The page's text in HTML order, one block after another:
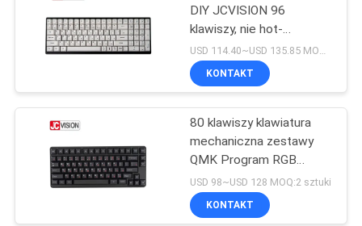
AKTUALNOŚCI
PRZYPADKI
POPROSIĆ
O
Inteligentna tablica
interaktywna
61
49
DIY JCVISION 96
klawiszy, nie hot-
swappable,
programowalna PCB,
obsługuje ANSI
USD 114.40~USD 135.85 MOQ:2 sztuki
KONTAKT
80 klawiszy klawiatura
mechaniczna zestawy
QMK Program RGB
podświetlenie LED Hot
Swap klawiatura
mechaniczna
USD 98~USD 128 MOQ:2 sztuki
KONTAKT